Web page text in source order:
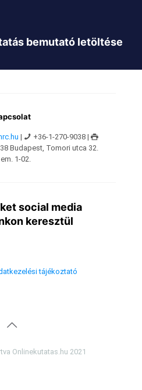
bemutató letöltése
|
+36-1-270-9038 |
Budapest, Tomori utca 32.
1-02.
social media
keresztül
tájékoztató
Onlinekutatas.hu 2021